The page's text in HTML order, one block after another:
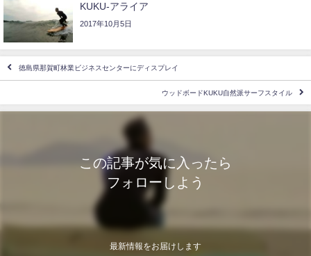
KUKU-アライア
2017年10月5日
徳島県那賀町林業ビジネスセンターにディスプレイ
ウッドボードKUKU自然派サーフスタイル
この記事が気に入ったら
フォローしよう
最新情報をお届けします